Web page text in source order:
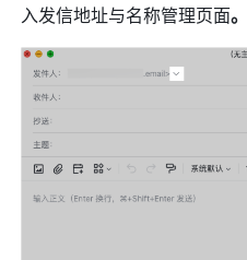
入发信地址与名称管理页面。